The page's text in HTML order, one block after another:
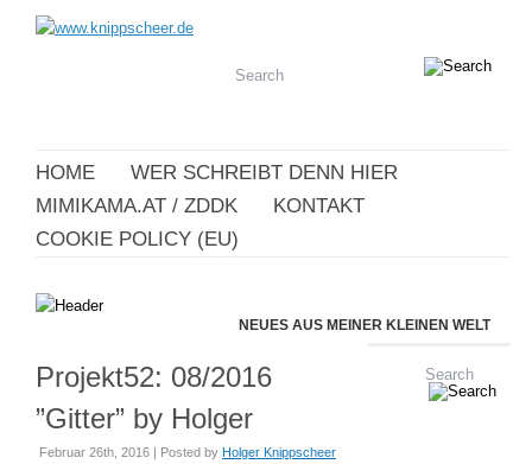
HOME
WER SCHREIBT DENN HIER
MIMIKAMA.AT / ZDDK
KONTAKT
COOKIE POLICY (EU)
NEUES AUS MEINER KLEINEN WELT
Projekt52: 08/2016
”Gitter” by Holger
Februar 26th, 2016 | Posted by Holger Knippscheer